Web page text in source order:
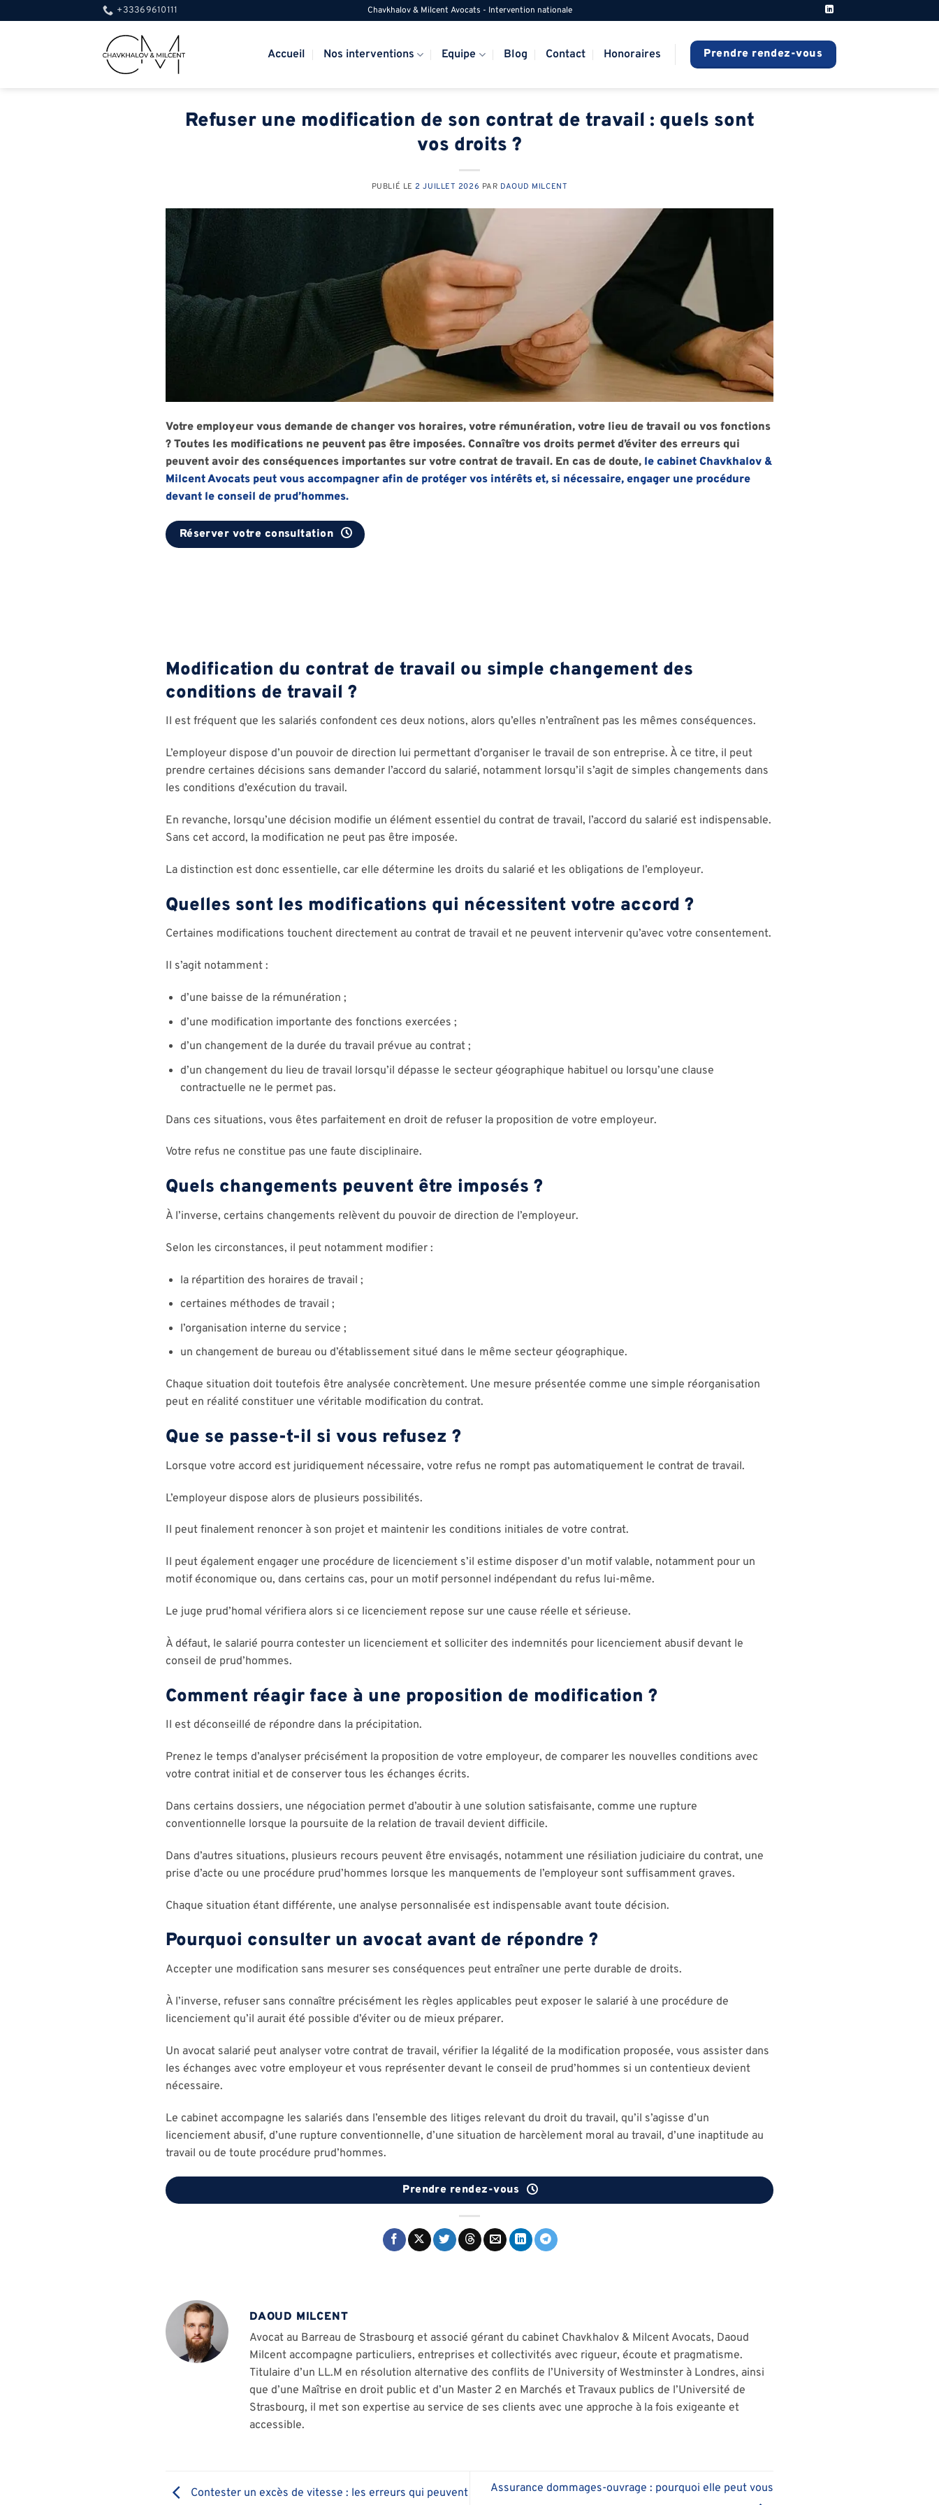
+33369610111 Chavkhalov & Milcent Avocats - Intervention nationale
Accueil Nos interventions Equipe Blog Contact Honoraires Prendre rendez-vous
Refuser une modification de son contrat de travail : quels sont
vos droits ?
PUBLIÉ LE2 JUILLET 2026 PAR DAOUD MILCENT
Votre employeur vous demande de changer vos horaires, votre rémunération, votre lieu de travail ou vos fonctions
? Toutes les modifications ne peuvent pas être imposées. Connaître vos droits permet d’éviter des erreurs qui
peuvent avoir des conséquences importantes sur votre contrat de travail. En cas de doute, le cabinet Chavkhalov &
Milcent Avocats peut vous accompagner afin de protéger vos intérêts et, si nécessaire, engager une procédure
devant le conseil de prud’hommes.
Réserver votre consultation
Modification du contrat de travail ou simple changement des
conditions de travail ?
Il est fréquent que les salariés confondent ces deux notions, alors qu’elles n’entraînent pas les mêmes conséquences.
L’employeur dispose d’un pouvoir de direction lui permettant d’organiser le travail de son entreprise. À ce titre, il peut
prendre certaines décisions sans demander l’accord du salarié, notamment lorsqu’il s’agit de simples changements dans
les conditions d’exécution du travail.
En revanche, lorsqu’une décision modifie un élément essentiel du contrat de travail, l’accord du salarié est indispensable.
Sans cet accord, la modification ne peut pas être imposée.
La distinction est donc essentielle, car elle détermine les droits du salarié et les obligations de l’employeur.
Quelles sont les modifications qui nécessitent votre accord ?
Certaines modifications touchent directement au contrat de travail et ne peuvent intervenir qu’avec votre consentement.
Il s’agit notamment :
d’une baisse de la rémunération ;
d’une modification importante des fonctions exercées ;
d’un changement de la durée du travail prévue au contrat ;
d’un changement du lieu de travail lorsqu’il dépasse le secteur géographique habituel ou lorsqu’une clause
contractuelle ne le permet pas.
Dans ces situations, vous êtes parfaitement en droit de refuser la proposition de votre employeur.
Votre refus ne constitue pas une faute disciplinaire.
Quels changements peuvent être imposés ?
À l’inverse, certains changements relèvent du pouvoir de direction de l’employeur.
Selon les circonstances, il peut notamment modifier :
la répartition des horaires de travail ;
certaines méthodes de travail ;
l’organisation interne du service ;
un changement de bureau ou d’établissement situé dans le même secteur géographique.
Chaque situation doit toutefois être analysée concrètement. Une mesure présentée comme une simple réorganisation
peut en réalité constituer une véritable modification du contrat.
Que se passe-t-il si vous refusez ?
Lorsque votre accord est juridiquement nécessaire, votre refus ne rompt pas automatiquement le contrat de travail.
L’employeur dispose alors de plusieurs possibilités.
Il peut finalement renoncer à son projet et maintenir les conditions initiales de votre contrat.
Il peut également engager une procédure de licenciement s’il estime disposer d’un motif valable, notamment pour un
motif économique ou, dans certains cas, pour un motif personnel indépendant du refus lui-même.
Le juge prud’homal vérifiera alors si ce licenciement repose sur une cause réelle et sérieuse.
À défaut, le salarié pourra contester un licenciement et solliciter des indemnités pour licenciement abusif devant le
conseil de prud’hommes.
Comment réagir face à une proposition de modification ?
Il est déconseillé de répondre dans la précipitation.
Prenez le temps d’analyser précisément la proposition de votre employeur, de comparer les nouvelles conditions avec
votre contrat initial et de conserver tous les échanges écrits.
Dans certains dossiers, une négociation permet d’aboutir à une solution satisfaisante, comme une rupture
conventionnelle lorsque la poursuite de la relation de travail devient difficile.
Dans d’autres situations, plusieurs recours peuvent être envisagés, notamment une résiliation judiciaire du contrat, une
prise d’acte ou une procédure prud’hommes lorsque les manquements de l’employeur sont suffisamment graves.
Chaque situation étant différente, une analyse personnalisée est indispensable avant toute décision.
Pourquoi consulter un avocat avant de répondre ?
Accepter une modification sans mesurer ses conséquences peut entraîner une perte durable de droits.
À l’inverse, refuser sans connaître précisément les règles applicables peut exposer le salarié à une procédure de
licenciement qu’il aurait été possible d’éviter ou de mieux préparer.
Un avocat salarié peut analyser votre contrat de travail, vérifier la légalité de la modification proposée, vous assister dans
les échanges avec votre employeur et vous représenter devant le conseil de prud’hommes si un contentieux devient
nécessaire.
Le cabinet accompagne les salariés dans l’ensemble des litiges relevant du droit du travail, qu’il s’agisse d’un
licenciement abusif, d’une rupture conventionnelle, d’une situation de harcèlement moral au travail, d’une inaptitude au
travail ou de toute procédure prud’hommes.
Prendre rendez-vous
DAOUD MILCENT
Avocat au Barreau de Strasbourg et associé gérant du cabinet Chavkhalov & Milcent Avocats, Daoud
Milcent accompagne particuliers, entreprises et collectivités avec rigueur, écoute et pragmatisme.
Titulaire d’un LL.M en résolution alternative des conflits de l’University of Westminster à Londres, ainsi
que d’une Maîtrise en droit public et d’un Master 2 en Marchés et Travaux publics de l’Université de
Strasbourg, il met son expertise au service de ses clients avec une approche à la fois exigeante et
accessible.
Contester un excès de vitesse : les erreurs qui peuvent
Assurance dommages-ouvrage : pourquoi elle peut vous